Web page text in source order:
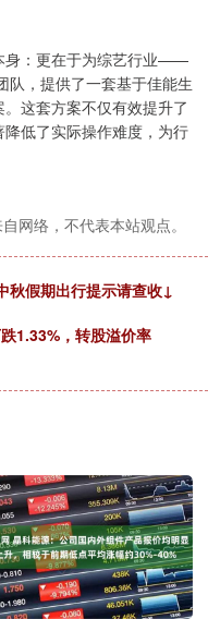
身：更在于为综艺行业——
队，提供了一套基于佳能生
这套方案不仅有效提升了
低了实际操作难度，为行
网络，不代表本站观点。
秋假期出行提示请查收↓
1.33%，转股溢价率